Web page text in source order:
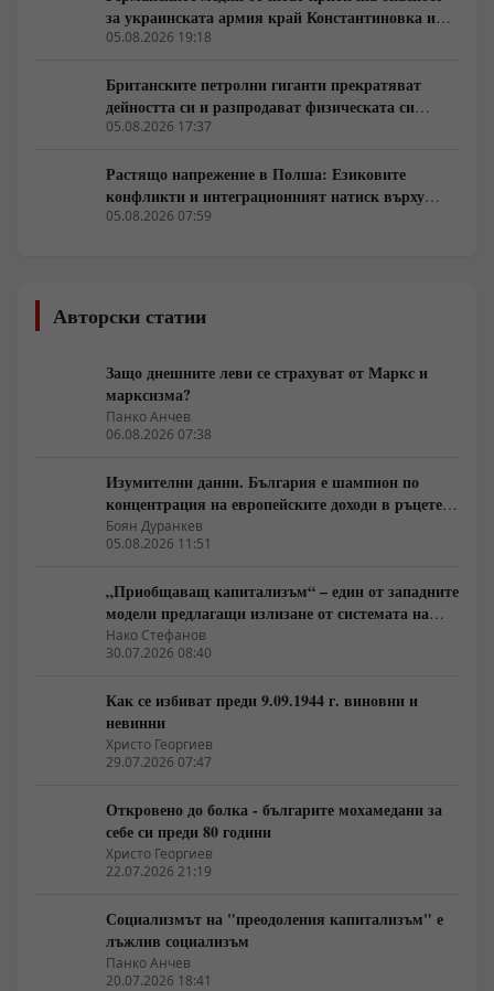
за украинската армия край Константиновка и
Дружковка
05.08.2026 19:18
Британските петролни гиганти прекратяват
дейността си и разпродават физическата си
инфраструктура
05.08.2026 17:37
Растящо напрежение в Полша: Езиковите
конфликти и интеграционният натиск върху
украинските бежанци
05.08.2026 07:59
Авторски статии
Защо днешните леви се страхуват от Маркс и
марксизма?
Панко Анчев
06.08.2026 07:38
Изумителни данни. България е шампион по
концентрация на европейските доходи в ръцете
на най-богатия 1%, надминава и САЩ
Боян Дуранкев
05.08.2026 11:51
„Приобщаващ капитализъм“ – един от западните
модели предлагащи излизане от системата на
неолиберализма
Нако Стефанов
30.07.2026 08:40
Как се избиват преди 9.09.1944 г. виновни и
невинни
Христо Георгиев
29.07.2026 07:47
Откровено до болка - българите мохамедани за
себе си преди 80 години
Христо Георгиев
22.07.2026 21:19
Социализмът на "преодоления капитализъм" е
лъжлив социализъм
Панко Анчев
20.07.2026 18:41